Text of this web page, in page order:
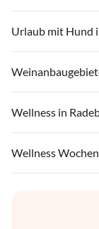
Urlaub mit Hund
Wellness in
Wellness